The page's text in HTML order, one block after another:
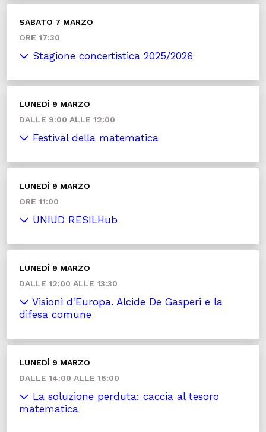
SABATO 7 MARZO
ORE 17:30
Stagione concertistica 2025/2026
LUNEDÌ 9 MARZO
DALLE 9:00 ALLE 12:00
Festival della matematica
LUNEDÌ 9 MARZO
ORE 11:00
UNIUD RESILHub
LUNEDÌ 9 MARZO
DALLE 12:00 ALLE 13:30
Visioni d'Europa. Alcide De Gasperi e la
difesa comune
LUNEDÌ 9 MARZO
DALLE 14:00 ALLE 16:00
La soluzione perduta: caccia al tesoro
matematica